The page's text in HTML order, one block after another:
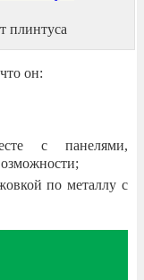
плинтуса
он:
с панелями,
по металлу с